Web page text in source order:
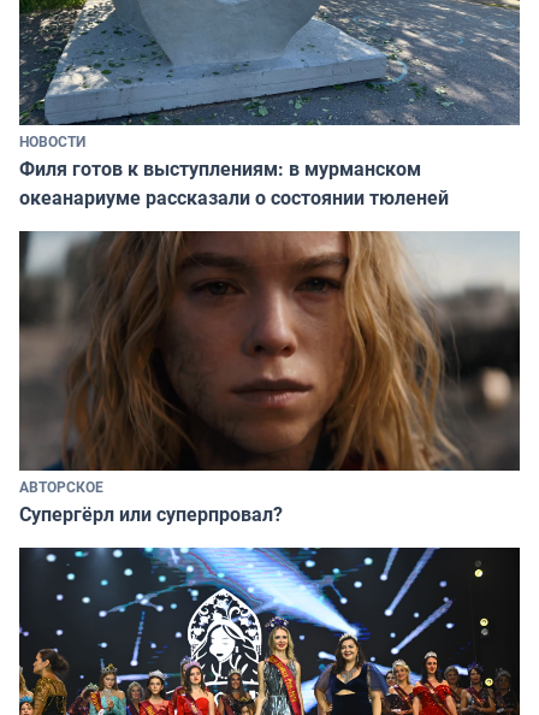
НОВОСТИ
Филя готов к выступлениям: в мурманском
океанариуме рассказали о состоянии тюленей
АВТОРСКОЕ
Супергёрл или суперпровал?